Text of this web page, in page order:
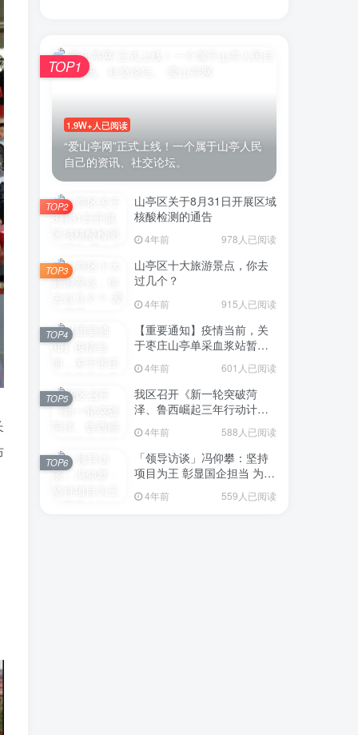
1.9W+人已阅读
“爱山亭网”正式上线！一个属于山亭人民
自己的资讯、社交论坛。
TOP1
山亭区关于8月31日开展区域
核酸检测的通告
4年前 978人已阅读
TOP2
山亭区十大旅游景点，你去
过几个？
4年前 915人已阅读
TOP3
【重要通知】疫情当前，关
于枣庄山亭单采血浆站暂停
4年前 601人已阅读
TOP4
我区召开《新一轮突破菏
泽、鲁西崛起三年行动计划
意见稿）政策分析研判会议
4年前 588人已阅读
TOP5
「领导访谈」冯仰攀：坚持
项目为王 彰显国企担当 为全
点项目建设贡献“交发力量”
4年前 559人已阅读
TOP6
录
微信登录
示同意